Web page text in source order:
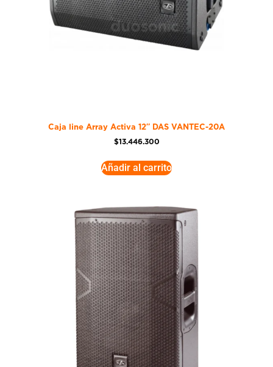
Caja line Array Activa 12″ DAS VANTEC-20A
$13.446.300
Añadir al carrito